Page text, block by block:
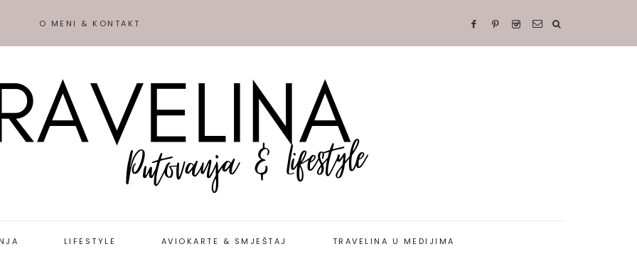
O MENI & KONTAKT
LIFESTYLE AVIOKARTE & SMJEŠTAJ TRAVELINA U MEDIJIMA